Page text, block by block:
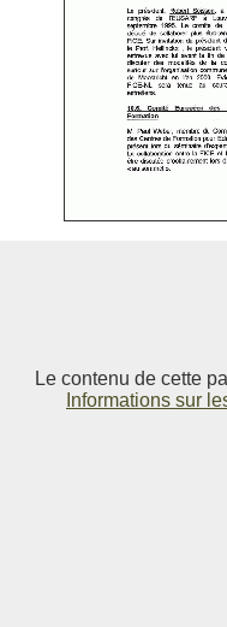
Le contenu de cette
Informations sur